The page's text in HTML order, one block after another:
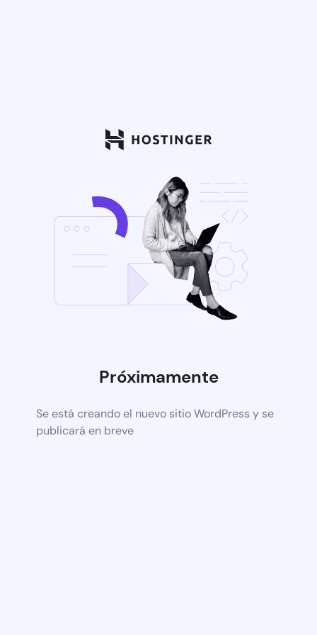
Próximamente
Se está creando el nuevo sitio WordPress y se
publicará en breve